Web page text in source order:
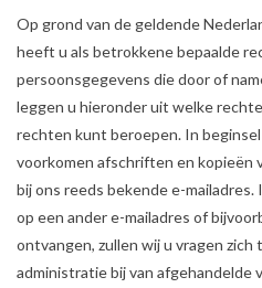
Op grond van de geldende
heeft u als betrokkene bepaalde
persoonsgegevens die door of
leggen u hieronder uit welke
rechten kunt beroepen. In
voorkomen afschriften en kopieën
bij ons reeds bekende e-
op een ander e-mailadres of
ontvangen, zullen wij u vragen
administratie bij van afgehandelde